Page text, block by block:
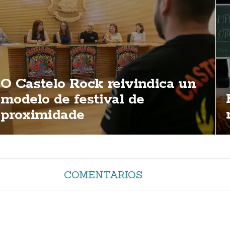
O Castelo Rock reivindica un
modelo de festival de
proximidade
COMENTARIOS